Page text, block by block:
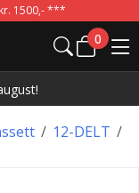
1500,- ***
0
/ /
12-DELT